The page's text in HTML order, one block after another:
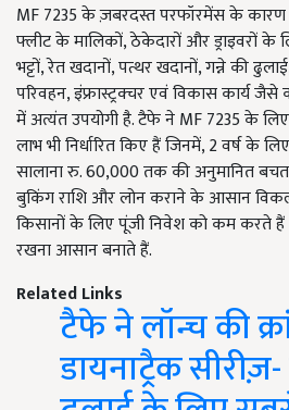
MF 7235 के ज़बरदस्त परफॉरमेंस के कारण यह
फ्लीट के मालिकों, ठेकेदारों और ड्राइवरों के
भट्टों, रेत खदानों, पत्थर खदानों, गन्ने की
परिवहन, इंफ्रास्ट्रक्चर एवं विकास कार्य
में अत्यंत उपयोगी है. टैफे ने MF 7235 के
लाभ भी निर्धारित किए हैं जिनमें, 2 वर्ष के
सालाना रु. 60,000 तक की अनुमानित
बुकिंग राशि और लोन कराने के आसान
किसानों के लिए पूंजी निवेश को कम करते हैं
रखना आसान बनाते हैं.
Related Links
टैफे ने लॉन्च की
डायनाट्रैक